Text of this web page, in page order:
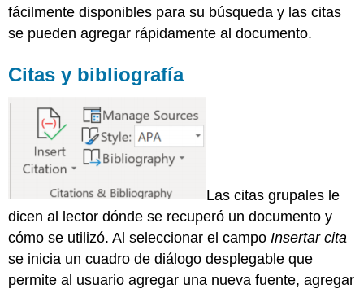
fácilmente disponibles para su búsqueda y las citas
se pueden agregar rápidamente al documento.
Citas y bibliografía
Las citas grupales le
dicen al lector dónde se recuperó un documento y
cómo se utilizó. Al seleccionar el campo Insertar cita
se inicia un cuadro de diálogo desplegable que
permite al usuario agregar una nueva fuente, agregar